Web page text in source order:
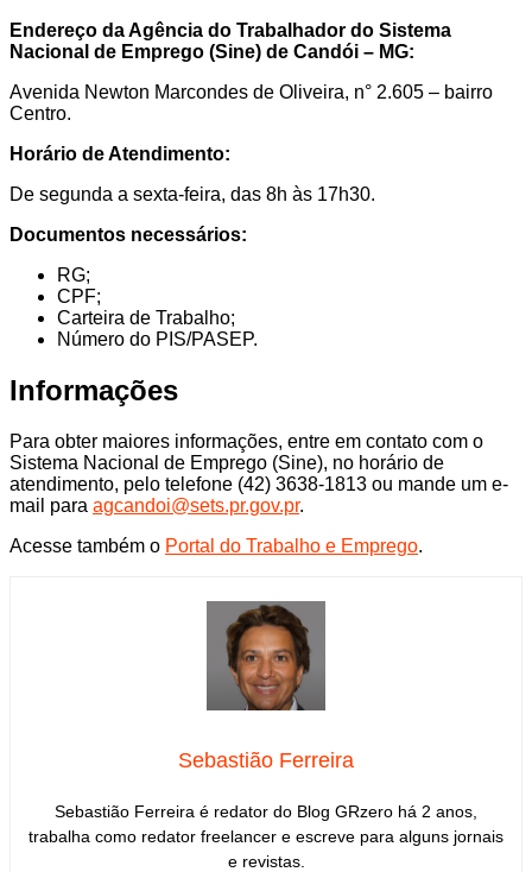
Endereço da Agência do Trabalhador do Sistema
Nacional de Emprego (Sine) de Candói – MG:
Avenida Newton Marcondes de Oliveira, n° 2.605 – bairro
Centro.
Horário de Atendimento:
De segunda a sexta-feira, das 8h às 17h30.
Documentos necessários:
RG;
CPF;
Carteira de Trabalho;
Número do PIS/PASEP.
Informações
Para obter maiores informações, entre em contato com o
Sistema Nacional de Emprego (Sine), no horário de
atendimento, pelo telefone (42) 3638-1813 ou mande um e-
mail para agcandoi@sets.pr.gov.pr.
Acesse também o Portal do Trabalho e Emprego.
Sebastião Ferreira
Sebastião Ferreira é redator do Blog GRzero há 2 anos,
trabalha como redator freelancer e escreve para alguns jornais
e revistas.